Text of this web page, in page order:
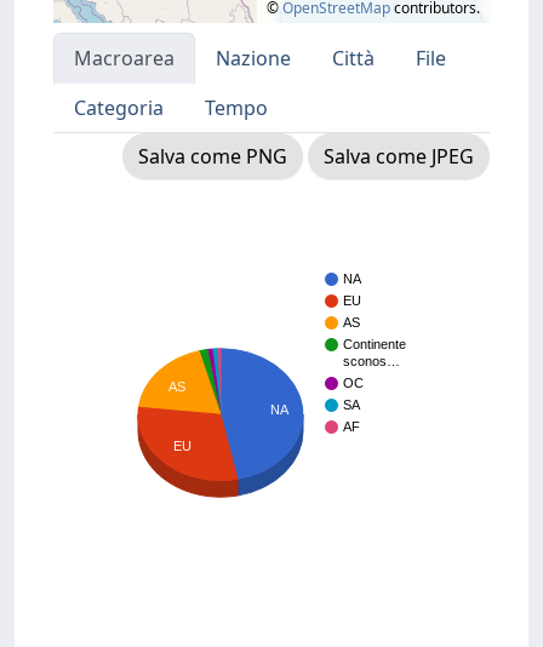
©OpenStreetMapcontributors.
Macroarea Nazione Città
File
Categoria
Tempo
Salva come PNG
Salva come JPEG
NA
EU
AS
Continente
sconos…
OC
SA
AF
NA
AS
EU